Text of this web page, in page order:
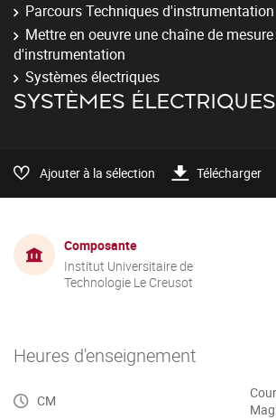
Parcours Techniques d'instrumentation
Mettre en oeuvre une chaîne de
d'instrumentation
Systèmes électriques
SYSTÈMES ÉLECTRIQUES
Ajouter à la sélection Télécharger
Composante
Institut Universitaire de
Technologie Le Creusot
Heures d'enseignement
CM